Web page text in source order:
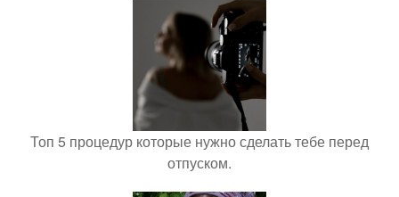
Топ 5 процедур которые нужно сделать тебе перед
отпуском.